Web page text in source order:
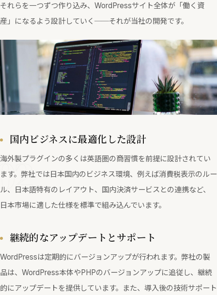
それらを一つずつ作り込み、WordPressサイト全体が「働く資
産」になるよう設計していく──それが当社の開発です。
国内ビジネスに最適化した設計
海外製プラグインの多くは英語圏の商習慣を前提に設計されてい
ます。弊社では日本国内のビジネス環境、例えば消費税表示のルー
ル、日本語特有のレイアウト、国内決済サービスとの連携など、
日本市場に適した仕様を標準で組み込んでいます。
継続的なアップデートとサポート
WordPressは定期的にバージョンアップが行われます。弊社の製
品は、WordPress本体やPHPのバージョンアップに追従し、継続
的にアップデートを提供しています。また、導入後の技術サポート